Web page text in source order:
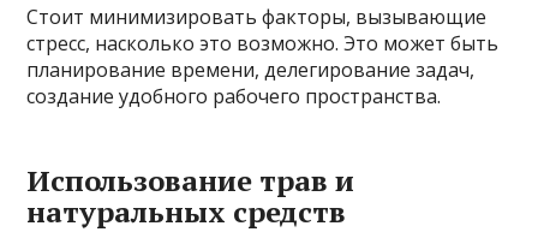
Стоит минимизировать факторы, вызывающие
стресс, насколько это возможно. Это может быть
планирование времени, делегирование задач,
создание удобного рабочего пространства.
Использование трав и
натуральных средств